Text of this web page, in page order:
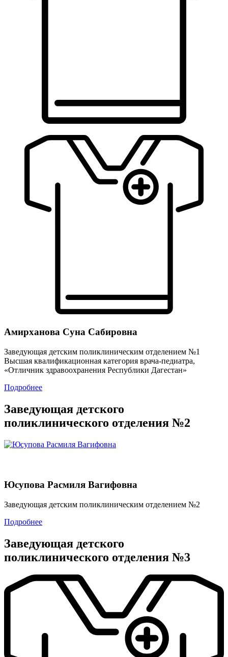
Амирханова Суна Сабировна
Заведующая детским поликлиническим отделением №1
Высшая квалификационная категория врача-педиатра,
«Отличник здравоохранения Республики Дагестан»
Подробнее
Заведующая детского
поликлинического отделения №2
Юсупова Расмиля Вагифовна
Заведующая детским поликлиническим отделением №2
Подробнее
Заведующая детского
поликлинического отделения №3